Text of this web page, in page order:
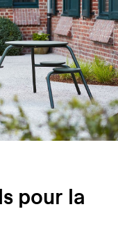
pour la